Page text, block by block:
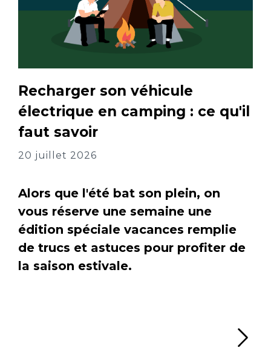
Recharger son véhicule
électrique en camping : ce qu'il
faut savoir
20 juillet 2026
Alors que l'été bat son plein, on
vous réserve une semaine une
édition spéciale vacances remplie
de trucs et astuces pour profiter de
la saison estivale.